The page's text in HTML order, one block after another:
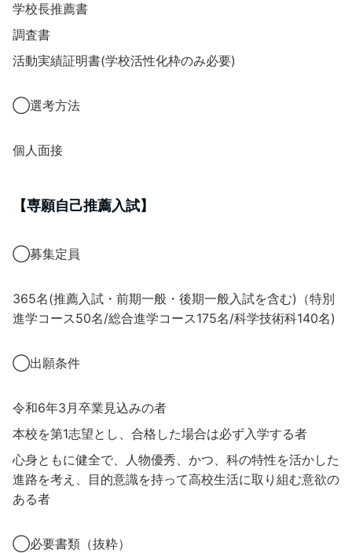
学校長推薦書
調査書
活動実績証明書(学校活性化枠のみ必要)
◯選考方法
個人面接
【専願自己推薦入試】
◯募集定員
365名(推薦入試・前期一般・後期一般入試を含む)（特別
進学コース50名/総合進学コース175名/科学技術科140名)
◯出願条件
令和6年3月卒業見込みの者
本校を第1志望とし、合格した場合は必ず入学する者
心身ともに健全で、人物優秀、かつ、科の特性を活かした
進路を考え、目的意識を持って高校生活に取り組む意欲の
ある者
◯必要書類（抜粋）